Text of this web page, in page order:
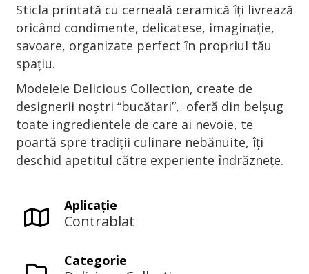
Sticla printată cu cerneală ceramică îți livrează
oricând condimente, delicatese, imaginație,
savoare, organizate perfect în propriul tău
spațiu.
Modelele Delicious Collection, create de
designerii noștri “bucătari”, oferă din belșug
toate ingredientele de care ai nevoie, te
poartă spre tradiții culinare nebănuite, îți
deschid apetitul către experiente îndrăznețe.
Aplicaţie
Contrablat
Categorie